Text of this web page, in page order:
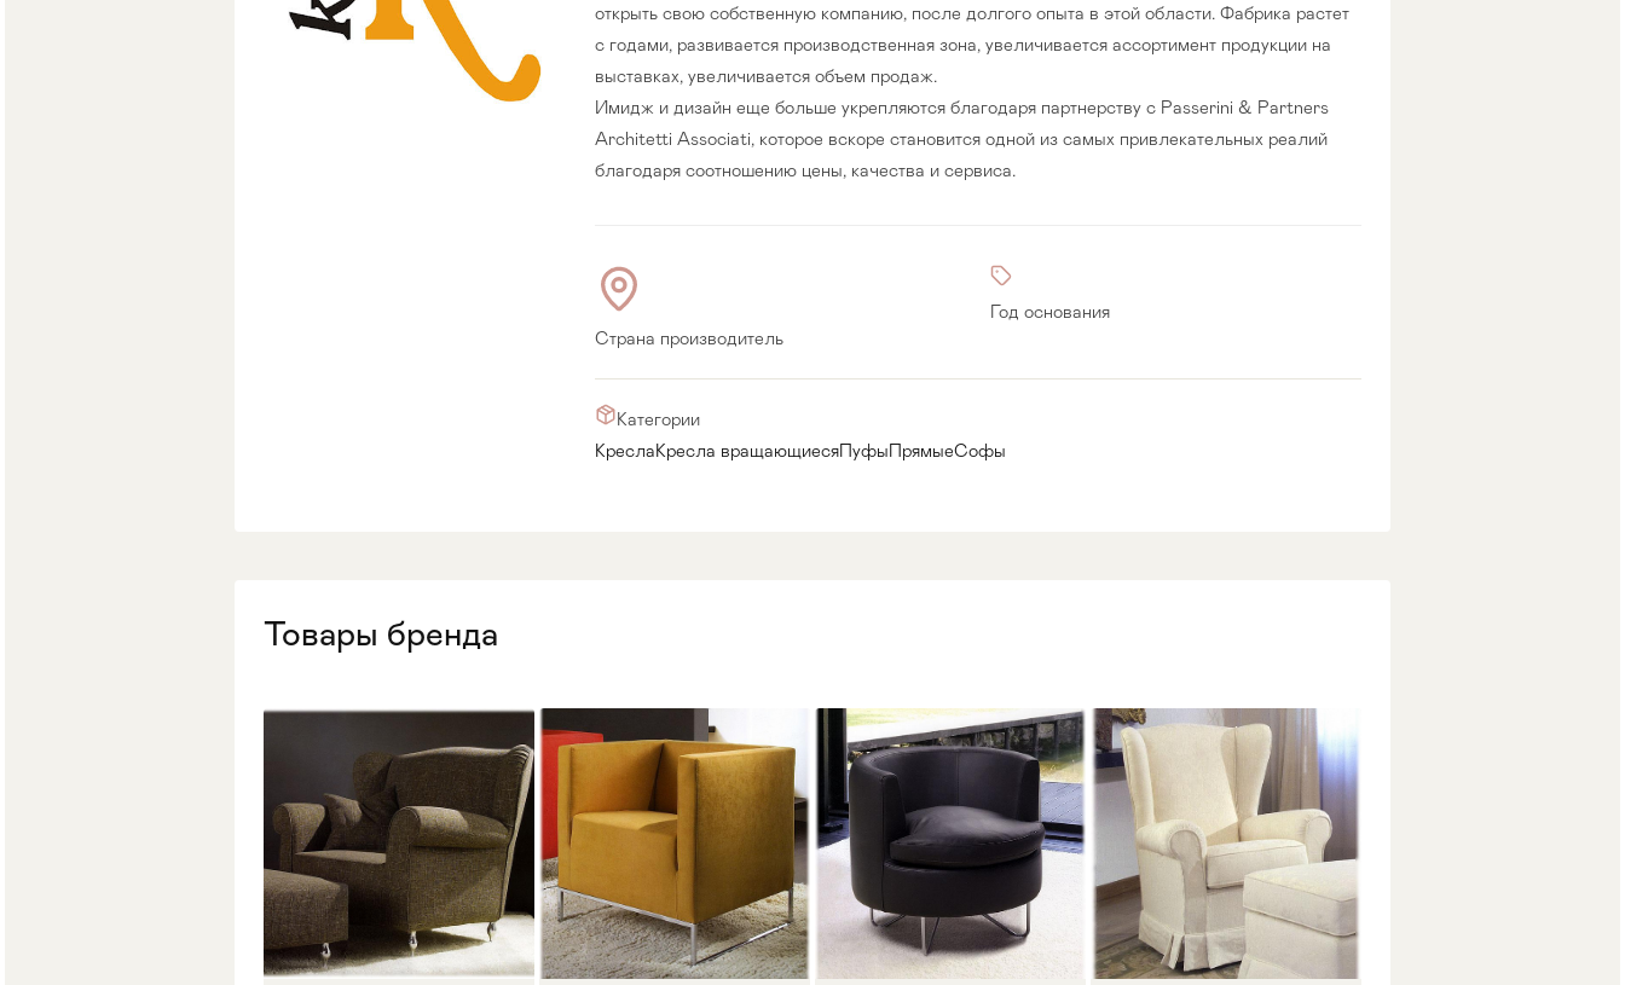
открыть свою собственную компанию, после долгого опыта в этой области. Фабрика растет
с годами, развивается производственная зона, увеличивается ассортимент продукции на
выставках, увеличивается объем продаж.
Имидж и дизайн еще больше укрепляются благодаря партнерству с Passerini & Partners
Architetti Associati, которое вскоре становится одной из самых привлекательных реалий
благодаря соотношению цены, качества и сервиса.
Страна производитель
Год основания
Категории
КреслаКресла вращающиесяПуфыПрямыеСофы
Товары бренда